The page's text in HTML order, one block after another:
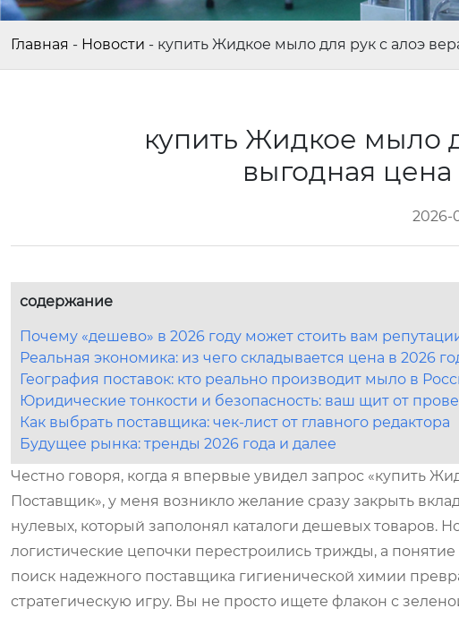
Главная - Новости - купить Жидкое мыло для рук с алоэ
купить Жидкое мыло
выгодная
2026-
содержание
Почему «дешево» в 2026 году может стоить вам
Реальная экономика: из чего складывается цена в 2026
География поставок: кто реально производит мыло в
Юридические тонкости и безопасность: ваш щит от
Как выбрать поставщика: чек-лист от главного редактора
Будущее рынка: тренды 2026 года и далее
Честно говоря, когда я впервые увидел запрос «купить
Поставщик», у меня возникло желание сразу закрыть
нулевых, который заполонял каталоги дешевых товаров.
логистические цепочки перестроились трижды, а
поиск надежного поставщика гигиенической химии
стратегическую игру. Вы не просто ищете флакон с